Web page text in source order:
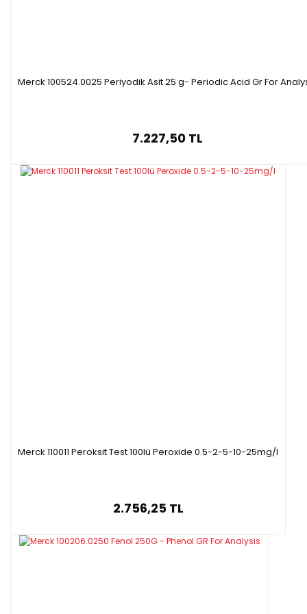
Merck 100524.0025 Periyodik Asit 25 g- Periodic Acid Gr For
7.227,50 TL
Merck 110011 Peroksit Test 100lü Peroxide 0.5-2-5-10-25mg/l
2.756,25 TL